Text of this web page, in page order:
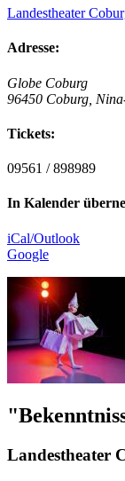
Landestheater
Adresse:
Globe Coburg
96450 Coburg,
Tickets:
09561 / 898989
In Kalender
iCal/Outlook
Google
Landestheater